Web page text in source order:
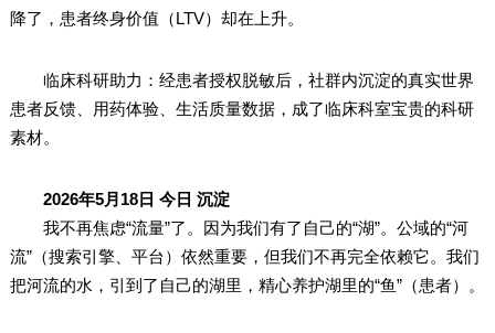
降了，患者终身价值（LTV）却在上升。
临床科研助力：经患者授权脱敏后，社群内沉淀的真实世界
患者反馈、用药体验、生活质量数据，成了临床科室宝贵的科研
素材。
2026年5月18日 今日 沉淀
我不再焦虑“流量”了。因为我们有了自己的“湖”。公域的“河
流”（搜索引擎、平台）依然重要，但我们不再完全依赖它。我们
把河流的水，引到了自己的湖里，精心养护湖里的“鱼”（患者）。